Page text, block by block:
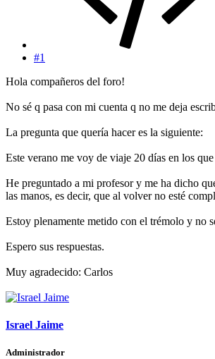
#1
Hola compañeros del foro!
No sé q pasa con mi cuenta q no me deja
La pregunta que quería hacer es la siguiente:
Este verano me voy de viaje 20 días en los
He preguntado a mi profesor y me ha dicho
las manos, es decir, que al volver no esté
Estoy plenamente metido con el trémolo y no
Espero sus respuestas.
Muy agradecido: Carlos
Israel Jaime
Administrador